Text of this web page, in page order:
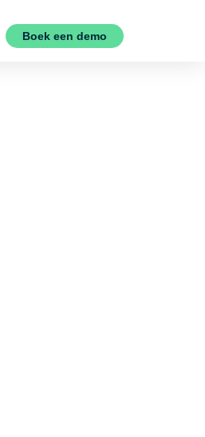
Boek een demo